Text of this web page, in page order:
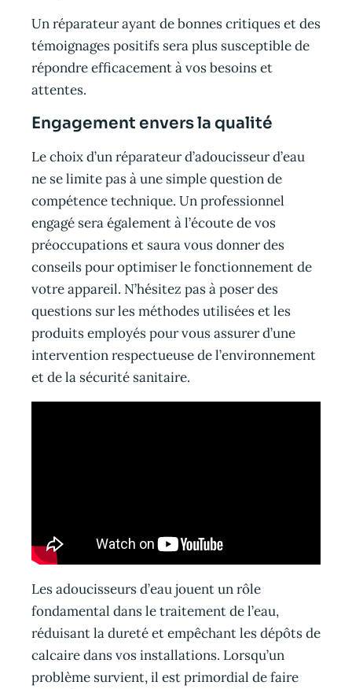
Un réparateur ayant de bonnes critiques et des
témoignages positifs sera plus susceptible de
répondre efficacement à vos besoins et
attentes.
Engagement envers la qualité
Le choix d’un réparateur d’adoucisseur d’eau
ne se limite pas à une simple question de
compétence technique. Un professionnel
engagé sera également à l’écoute de vos
préoccupations et saura vous donner des
conseils pour optimiser le fonctionnement de
votre appareil. N’hésitez pas à poser des
questions sur les méthodes utilisées et les
produits employés pour vous assurer d’une
intervention respectueuse de l’environnement
et de la sécurité sanitaire.
Les adoucisseurs d’eau jouent un rôle
fondamental dans le traitement de l’eau,
réduisant la dureté et empêchant les dépôts de
calcaire dans vos installations. Lorsqu’un
problème survient, il est primordial de faire